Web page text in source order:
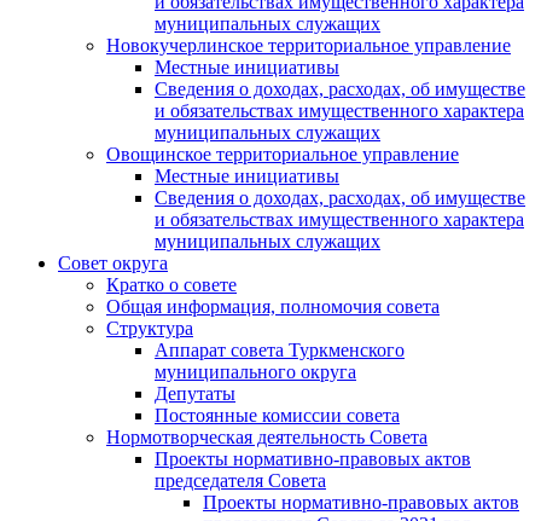
муниципальных служащих
Новокучерлинское территориальное управление
Местные инициативы
Сведения о доходах, расходах, об имуществе
и обязательствах имущественного характера
муниципальных служащих
Овощинское территориальное управление
Местные инициативы
Сведения о доходах, расходах, об имуществе
и обязательствах имущественного характера
муниципальных служащих
Совет округа
Кратко о совете
Общая информация, полномочия совета
Структура
Аппарат совета Туркменского
муниципального округа
Депутаты
Постоянные комиссии совета
Нормотворческая деятельность Совета
Проекты нормативно-правовых актов
председателя Cовета
Проекты нормативно-правовых актов